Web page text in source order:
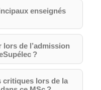
enseignés
lors de l’admission
?
critiques lors de la